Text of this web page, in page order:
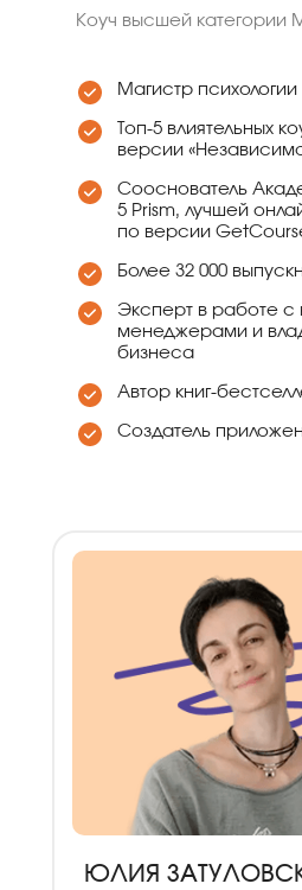
Коуч высшей категории
Магистр психологии
Топ-5 влиятельных
версии
Сооснователь
5 Prism, лучшей
по версии
Более 32 000
Эксперт в работе
менеджерами и
бизнеса
Автор книг-
Создатель
ЮЛИЯ